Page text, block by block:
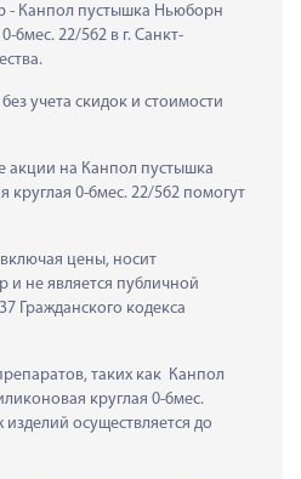
- Канпол пустышка Ньюборн
6мес. 22/562 в г. Санкт-
учета скидок и стоимости
акции на Канпол пустышка
круглая 0-6мес. 22/562 помогут
цены, носит
и не является публичной
Гражданского кодекса
таких как  Канпол
круглая 0-6мес.
осуществляется до